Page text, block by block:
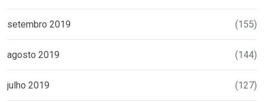
setembro 2019 (155)
agosto 2019 (144)
julho 2019 (127)